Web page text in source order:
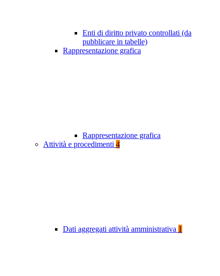
Enti di diritto privato controllati (da
pubblicare in tabelle)
Rappresentazione grafica
Rappresentazione grafica
Attività e procedimenti 4
Dati aggregati attività amministrativa 1